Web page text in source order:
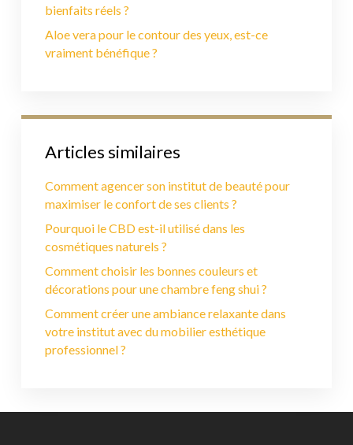
bienfaits réels ?
Aloe vera pour le contour des yeux, est-ce
vraiment bénéfique ?
Articles similaires
Comment agencer son institut de beauté pour
maximiser le confort de ses clients ?
Pourquoi le CBD est-il utilisé dans les
cosmétiques naturels ?
Comment choisir les bonnes couleurs et
décorations pour une chambre feng shui ?
Comment créer une ambiance relaxante dans
votre institut avec du mobilier esthétique
professionnel ?